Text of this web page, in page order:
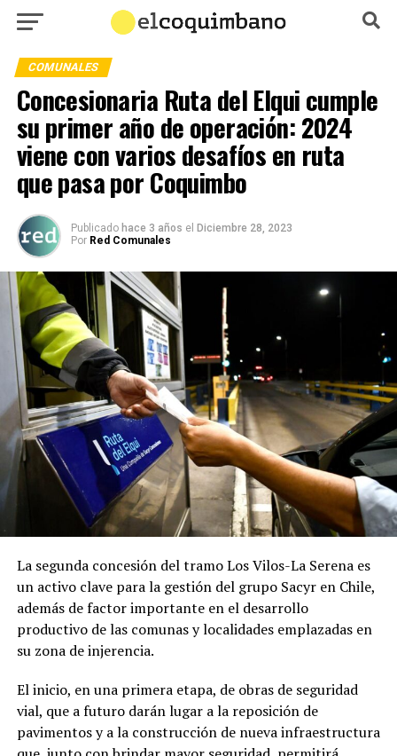
COMUNALES
Concesionaria Ruta del Elqui cumple
su primer año de operación: 2024
viene con varios desafíos en ruta
que pasa por Coquimbo
Publicado hace 3 años el Diciembre 28, 2023
Por Red Comunales
La segunda concesión del tramo Los Vilos-La Serena es
un activo clave para la gestión del grupo Sacyr en Chile,
además de factor importante en el desarrollo
productivo de las comunas y localidades emplazadas en
su zona de injerencia.
El inicio, en una primera etapa, de obras de seguridad
vial, que a futuro darán lugar a la reposición de
pavimentos y a la construcción de nueva infraestructura